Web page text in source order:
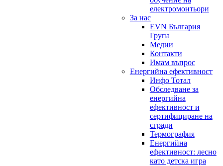
електромонтьори
За нас
EVN България
Група
Медии
Контакти
Имам въпрос
Енергийна ефективност
Инфо Тотал
Обследване за
енергийна
ефективност и
сертифициране на
сгради
Термография
Енергийна
ефективност: лесно
като детска игра